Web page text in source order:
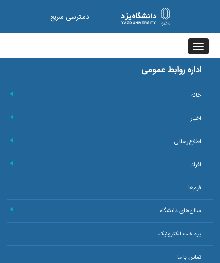
دسترسی سریع
Toggle
navigation
اداره روابط عمومی
خانه
اخبار
اطلاع‌رسانی
افراد
فرم‌ها
سالن‌های دانشگاه
پرداخت الکترونیک
تماس با ما